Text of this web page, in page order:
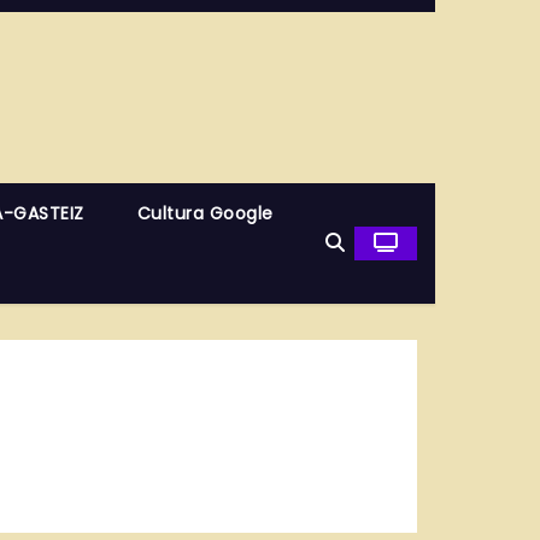
GASTEIZ Cultura Google